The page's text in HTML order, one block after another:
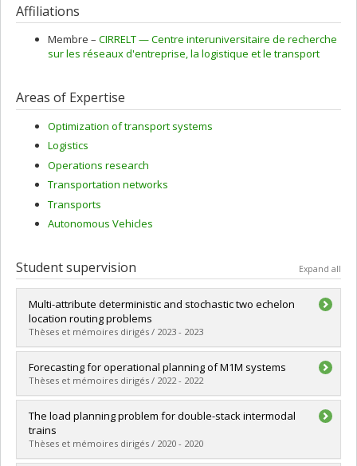
Affiliations
Membre – CIRRELT — Centre interuniversitaire de recherche
sur les réseaux d'entreprise, la logistique et le transport
Areas of Expertise
Optimization of transport systems
Logistics
Operations research
Transportation networks
Transports
Autonomous Vehicles
Student supervision Expand all
Multi-attribute deterministic and stochastic two echelon
location routing problems
Thèses et mémoires dirigés / 2023 - 2023
Graduate :Escobar Vargas, David
Cycle : Doctoral
Grade :Ph. D.
Lien vers le document dans Papyrus
Forecasting for operational planning of M1M systems
Thèses et mémoires dirigés / 2022 - 2022
Graduate :Amini, Mohammad
Cycle :
Grade :M. Sc.
Lien vers le document dans Papyrus
The load planning problem for double-stack intermodal
trains
Thèses et mémoires dirigés / 2020 - 2020